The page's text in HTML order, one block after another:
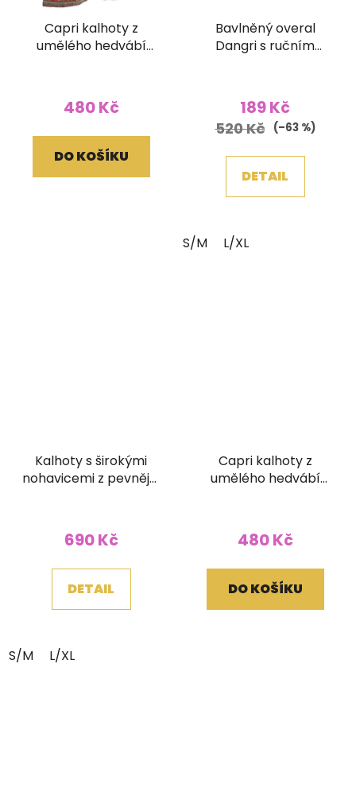
Capri kalhoty z
umělého hedvábí
480 Kč
DO KOŠÍKU
Bavlněný overal
Dangri s ručním
189 Kč
520 Kč (–63 %)
DETAIL
S/M L/XL
Kalhoty s širokými
nohavicemi z pevnější
690 Kč
DETAIL
S/M L/XL
Capri kalhoty z
umělého hedvábí
480 Kč
DO KOŠÍKU